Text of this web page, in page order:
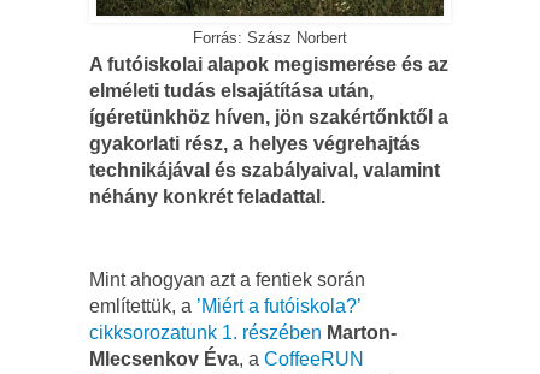
Forrás: Szász Norbert
A futóiskolai alapok megismerése és az
elméleti tudás elsajátítása után,
ígéretünkhöz híven, jön szakértőnktől a
gyakorlati rész, a helyes végrehajtás
technikájával és szabályaival, valamint
néhány konkrét feladattal.
Mint ahogyan azt a fentiek során
említettük, a ’Miért a futóiskola?’
cikksorozatunk 1. részében Marton-
Mlecsenkov Éva, a CoffeeRUN